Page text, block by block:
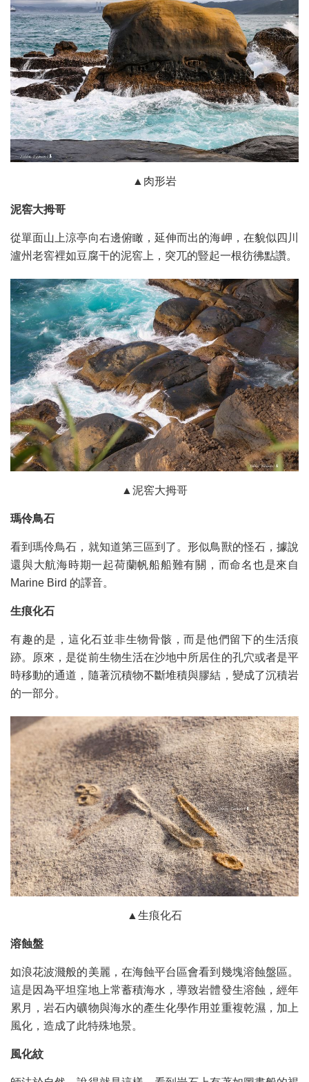
▲肉形岩
泥窖大拇哥
從單面山上涼亭向右邊俯瞰，延伸而出的海岬，在貌似四川
瀘州老窖裡如豆腐干的泥窖上，突兀的豎起一根彷彿點讚。
▲泥窖大拇哥
瑪伶鳥石
看到瑪伶鳥石，就知道第三區到了。形似鳥獸的怪石，據說
還與大航海時期一起荷蘭帆船船難有關，而命名也是來自
Marine Bird 的譯音。
生痕化石
有趣的是，這化石並非生物骨骸，而是他們留下的生活痕
跡。原來，是從前生物生活在沙地中所居住的孔穴或者是平
時移動的通道，隨著沉積物不斷堆積與膠結，變成了沉積岩
的一部分。
▲生痕化石
溶蝕盤
如浪花波濺般的美麗，在海蝕平台區會看到幾塊溶蝕盤區。
這是因為平坦窪地上常蓄積海水，導致岩體發生溶蝕，經年
累月，岩石內礦物與海水的產生化學作用並重複乾濕，加上
風化，造成了此特殊地景。
風化紋